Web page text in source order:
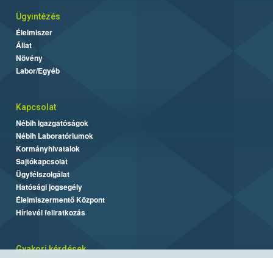
Ügyintézés
Élelmiszer
Állat
Növény
Labor/Egyéb
Kapcsolat
Nébih Igazgatóságok
Nébih Laboratóriumok
Kormányhivatalok
Sajtókapcsolat
Ügyfélszolgálat
Hatósági jogsegély
Élelmiszermentő Központ
Hírlevél feliratkozás
Gyakori kérdések